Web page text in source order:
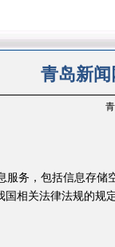
青岛新
务，包括信息存储
相关法律法规的